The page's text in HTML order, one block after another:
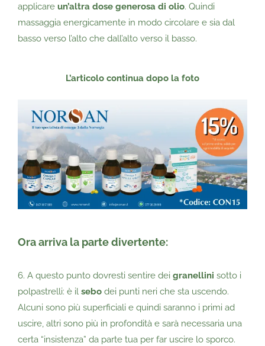
applicare un’altra dose generosa di olio. Quindi
massaggia energicamente in modo circolare e sia dal
basso verso l’alto che dall’alto verso il basso.
L’articolo continua dopo la foto
Ora arriva la parte divertente:
6. A questo punto dovresti sentire dei granellini sotto i
polpastrelli: è il sebo dei punti neri che sta uscendo.
Alcuni sono più superficiali e quindi saranno i primi ad
uscire, altri sono più in profondità e sarà necessaria una
certa “insistenza” da parte tua per far uscire lo sporco.